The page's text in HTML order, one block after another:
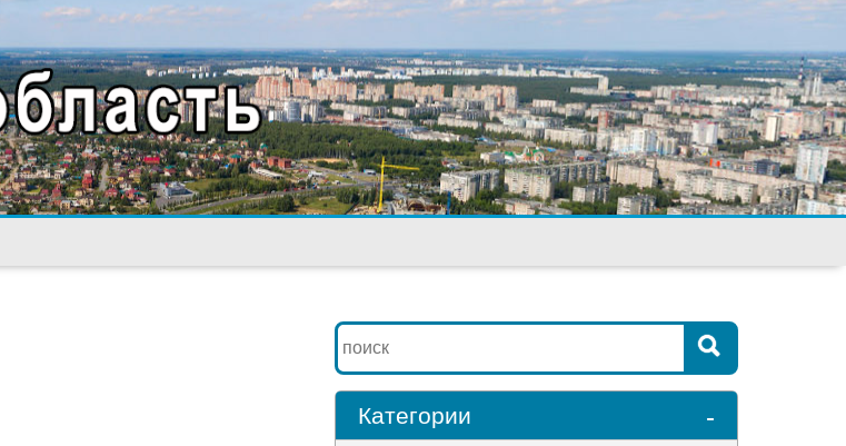
Категории -